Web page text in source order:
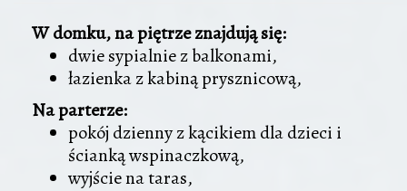
W domku, na piętrze znajdują się:
dwie sypialnie z balkonami,
łazienka z kabiną prysznicową,
Na parterze:
pokój dzienny z kącikiem dla dzieci i
ścianką wspinaczkową,
wyjście na taras,